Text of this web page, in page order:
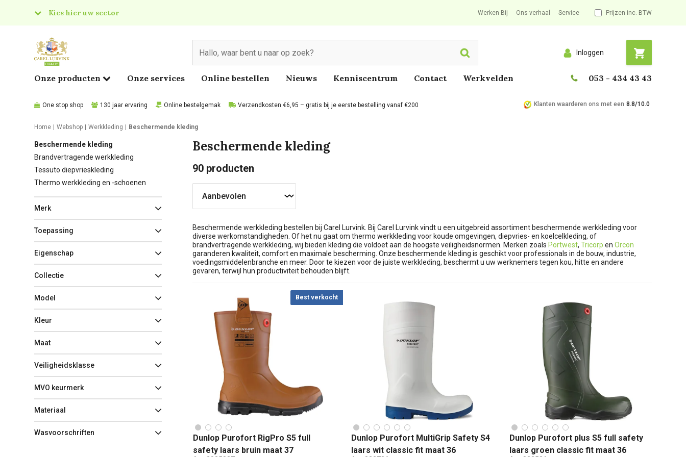
Kies hier uw sector
Food
Werken Bij Ons verhaal Service Prijzen inc. BTW
Search Inloggen
Onze producten Onze services Online bestellen Nieuws Kenniscentrum Contact Werkvelden 053 - 434 43 43
One stop shop 130 jaar ervaring Online bestelgemak Verzendkosten €6,95 – gratis bij je eerste bestelling vanaf €200 Klanten waarderen ons met een 8.8/10.0
Home Webshop Werkkleding Beschermende kleding
Beschermende kleding
Brandvertragende werkkleding
Tessuto diepvrieskleding
Thermo werkkleding en -schoenen
Merk
Toepassing
Eigenschap
Collectie
Model
Kleur
Maat
Veiligheidsklasse
MVO keurmerk
Materiaal
Wasvoorschriften
Beschermende kleding
90 producten
Beschermende werkkleding bestellen bij Carel Lurvink. Bij Carel Lurvink vindt u een uitgebreid assortiment beschermende werkkleding voor
diverse werkomstandigheden. Of het nu gaat om thermo werkkleding voor koude omgevingen, diepvries- en koelcelkleding, of
brandvertragende werkkleding, wij bieden kleding die voldoet aan de hoogste veiligheidsnormen. Merken zoals Portwest, Tricorp en Orcon
garanderen kwaliteit, comfort en maximale bescherming. Onze beschermende kleding is geschikt voor professionals in de bouw, industrie,
voedingsmiddelenbranche en meer. Door te kiezen voor de juiste werkkleding, beschermt u uw werknemers tegen kou, hitte en andere
gevaren, terwijl hun productiviteit behouden blijft.
Best verkocht
Dunlop Purofort RigPro S5 full
safety laars bruin maat 37
Dunlop Purofort MultiGrip Safety S4
laars wit classic fit maat 36
Dunlop Purofort plus S5 full safety
laars groen classic fit maat 36